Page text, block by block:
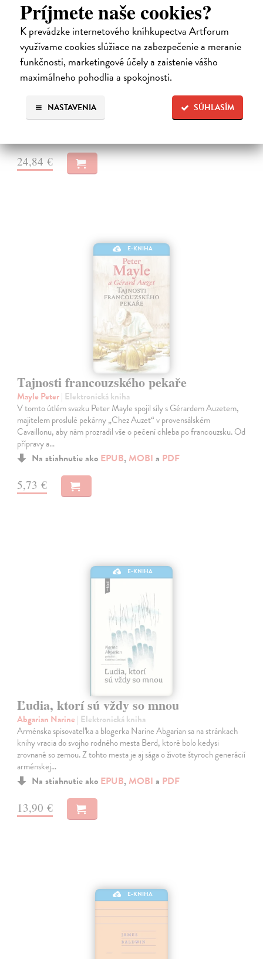
Príjmete naše cookies?
K prevádzke internetového kníhkupectva Artforum
využívame cookies slúžiace na zabezpečenie a meranie
funkčnosti, marketingové účely a zaistenie vášho
maximálneho pohodlia a spokojnosti.
SÚHLASÍM
NASTAVENIA
Město a jeho nejisté zdi
Murakami Haruki| Elektronická kniha
Město a jeho nejisté zdi – dlouho očekávaný román Harukiho
Murakamiho volně navazuje na autorovu starší novelu z roku 1980 a
tematicky se prolíná s jeho kultovním dílem Konec světa & Hard-
boiled Wonderland.…
24,84 €
E-KNIHA
Tajnosti francouzského pekaře
Mayle Peter| Elektronická kniha
V tomto útlém svazku Peter Mayle spojil síly s Gérardem Auzetem,
majitelem proslulé pekárny „Chez Auzet“ v provensálském
Cavaillonu, aby nám prozradil vše o pečení chleba po francouzsku. Od
přípravy a…
Na stiahnutie ako EPUB, MOBI a PDF
5,73 €
E-KNIHA
Ľudia, ktorí sú vždy so mnou
Abgarian Narine | Elektronická kniha
Arménska spisovateľka a blogerka Narine Abgarian sa na stránkach
knihy vracia do svojho rodného mesta Berd, ktoré bolo kedysi
zrovnané so zemou. Z tohto mesta je aj sága o živote štyroch generácií
arménskej…
Na stiahnutie ako EPUB, MOBI a PDF
13,90 €
E-KNIHA